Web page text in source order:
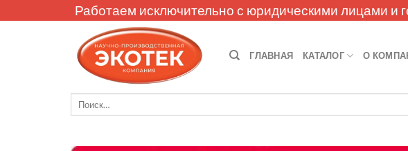
to
Работаем исключительно с юридическими лицами и
ГЛАВНАЯ КАТАЛОГ О